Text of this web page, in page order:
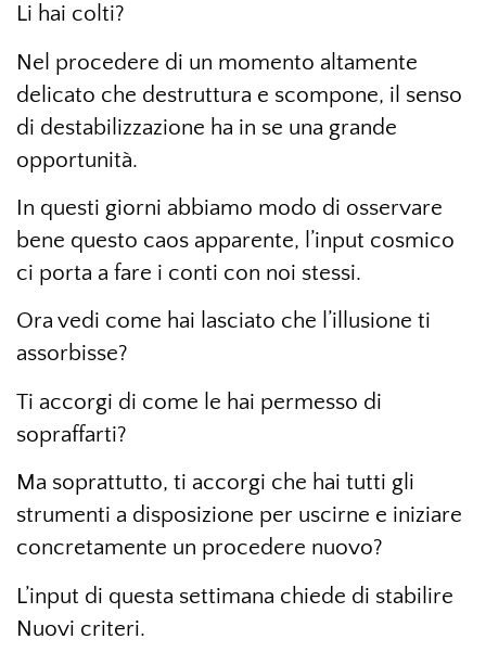
Li hai colti?
Nel procedere di un momento altamente
delicato che destruttura e scompone, il senso
di destabilizzazione ha in se una grande
opportunità.
In questi giorni abbiamo modo di osservare
bene questo caos apparente, l’input cosmico
ci porta a fare i conti con noi stessi.
Ora vedi come hai lasciato che l’illusione ti
assorbisse?
Ti accorgi di come le hai permesso di
sopraffarti?
Ma soprattutto, ti accorgi che hai tutti gli
strumenti a disposizione per uscirne e iniziare
concretamente un procedere nuovo?
L’input di questa settimana chiede di stabilire
Nuovi criteri.